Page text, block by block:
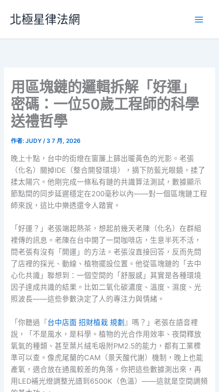
要
北極星律法網
用區塊鏈的邏輯拆解「好運」
密碼：一位50歲工程師的科學
送禮哲學
作者:JUDY/3 7 月, 2026
晚上十點，台中的街燈在窗簾上篩出暖黃色的光影。老張
（化名）關掉IDE（整合開發環境），摘下防藍光眼鏡，揉了
揉太陽穴。他剛完成一條私有鏈的共識算法測試，數據顯示
節點間的同步延遲穩定在200毫秒以內——對一個區塊鏈工程
師來說，這比中樂透還令人踏實。
「好運？」老張端起熱茶，想起前幾天老陳（化名）在群組
裡傳的訊息。老陳在台中開了一間咖啡店，生意半死不活，
問老張有沒有「開運」的方法。老張沒直接回答，反而先問
了店裡的採光、動線、植物擺設位置。他從區塊鏈的「去中
心化共識」聯想到：一個空間的「舒服感」其實是各種環境
因子達成共識的結果。比如二氧化碳濃度、溫度、濕度、光
照波長——這些參數決定了人的專注力與情緒。
「你聽過『台中店面 招財植栽 規劃 』嗎？」老張在語音裡
說，「不是風水，是科學。植物的光合作用效率、夜間釋放
氧氣的種類、甚至葉片絨毛吸附PM2.5的能力，都有工業標
準可以查。像虎尾蘭的CAM（景天酸代謝）機制，晚上也能
產氧，適合放在通風較差的角落。你把這些數據測出來，再
用LED補光燈調整光譜到6500K（色溫）——這就是空間調頻